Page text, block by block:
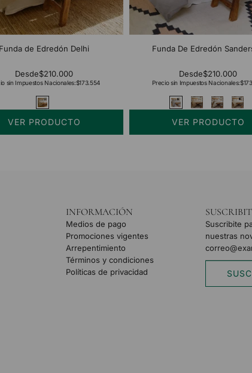
Funda de Edredón Delhi
Desde$210.000
sin Impuestos Nacionales:$173.554
VER PRODUCTO
Funda De Edredón
Desde$210.000
Precio sin Impuestos Nacionales:
VER PRODUCTO
INFORMACIÓN
Medios de pago
Promociones vigentes
Arrepentimiento
Términos y condiciones
Políticas de privacidad
Suscribite
nuestras